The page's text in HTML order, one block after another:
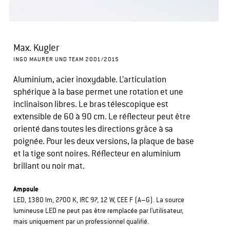
Max. Kugler
INGO MAURER UND TEAM 2001/2015
Aluminium, acier inoxydable. L’articulation
sphérique à la base permet une rotation et une
inclinaison libres. Le bras télescopique est
extensible de 60 à 90 cm. Le réflecteur peut être
orienté dans toutes les directions grâce à sa
poignée. Pour les deux versions, la plaque de base
et la tige sont noires. Réflecteur en aluminium
brillant ou noir mat.
Ampoule
LED, 1380 lm, 2700 K, IRC 97, 12 W, CEE F (A–G). La source
lumineuse LED ne peut pas être remplacée par l’utilisateur,
mais uniquement par un professionnel qualifié.